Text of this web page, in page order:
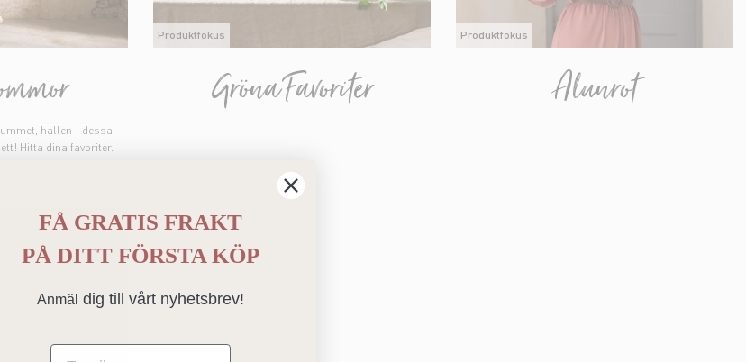
hallen - dessa
Hitta dina favoriter.
Produktfokus
Gröna Favoriter
Produktfokus
Alunrot
FÅ GRATIS FRAKT
PÅ DITT FÖRSTA KÖP
Anmäl dig till vårt nyhetsbrev!
Email